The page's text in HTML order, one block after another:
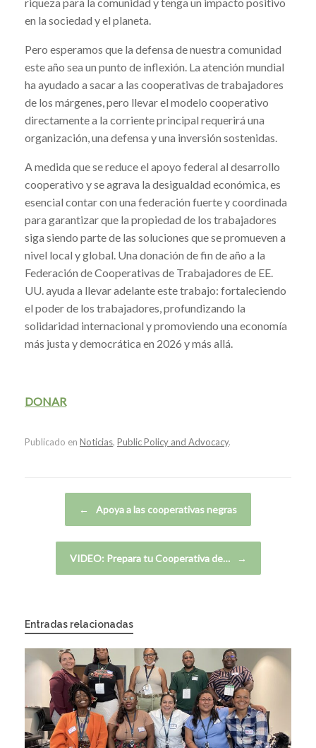
en la sociedad y el planeta.
Pero esperamos que la defensa de nuestra comunidad
este año sea un punto de inflexión. La atención mundial
ha ayudado a sacar a las cooperativas de trabajadores
de los márgenes, pero llevar el modelo cooperativo
directamente a la corriente principal requerirá una
organización, una defensa y una inversión sostenidas.
A medida que se reduce el apoyo federal al desarrollo
cooperativo y se agrava la desigualdad económica, es
esencial contar con una federación fuerte y coordinada
para garantizar que la propiedad de los trabajadores
siga siendo parte de las soluciones que se promueven a
nivel local y global. Una donación de fin de año a la
Federación de Cooperativas de Trabajadores de EE.
UU. ayuda a llevar adelante este trabajo: fortaleciendo
el poder de los trabajadores, profundizando la
solidaridad internacional y promoviendo una economía
más justa y democrática en 2026 y más allá.
DONAR
Publicado en Noticias, Public Policy and Advocacy.
← Apoya a las cooperativas negras
VIDEO: Prepara tu Cooperativa de… →
Entradas relacionadas